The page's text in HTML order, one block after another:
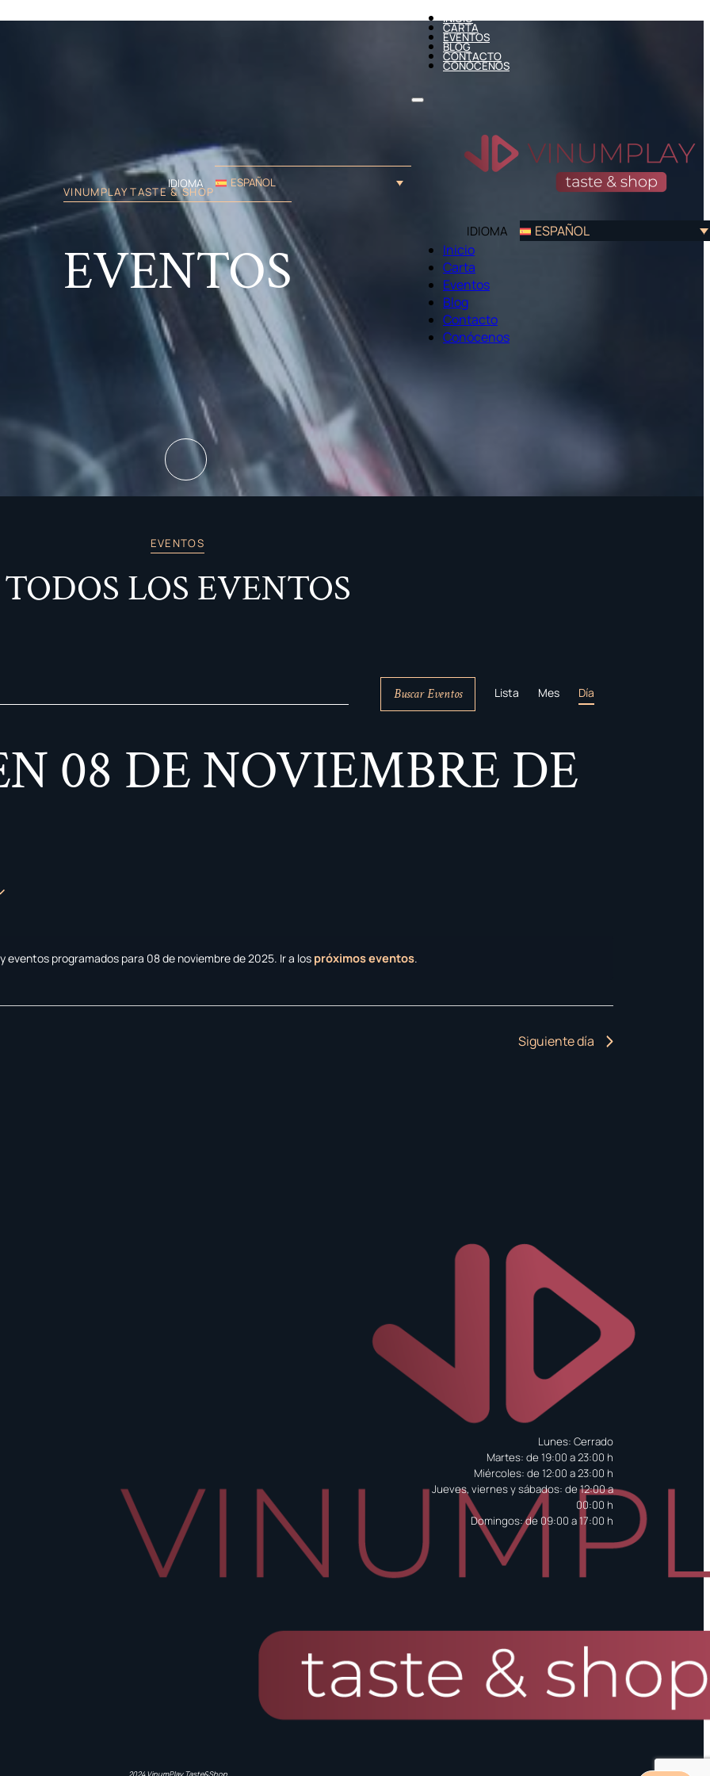
IDIOMA ESPAÑOL
INICIO
CARTA
EVENTOS
BLOG
CONTACTO
CONÓCENOS
IDIOMA
ESPAÑOL
Inicio
Carta
Eventos
Blog
Contacto
Conócenos
VINUMPLAY TASTE & SHOP
EVENTOS
EVENTOS
TODOS LOS EVENTOS
Aviso
eventos programados para 08 de noviembre de 2025. Ir a los próximos eventos.
Buscar Eventos
DE
VISTAS
Lista Mes Día
08 DE NOVIEMBRE DE
Siguiente día
Lunes: Cerrado
Martes: de 19:00 a 23:00 h
Miércoles: de 12:00 a 23:00 h
Jueves, viernes y sábados: de 12:00 a
00:00 h
Domingos: de 09:00 a 17:00 h